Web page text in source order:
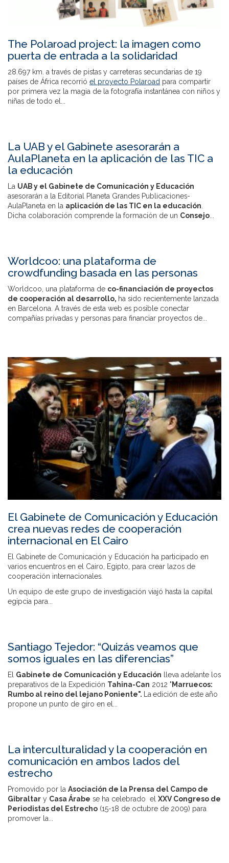
The Polaroad project: la imagen como
puerta de entrada a la solidaridad
28.697 km. a través de pistas y carreteras secundarias de 19
países de África recorrió el proyecto Polaroad para compartir
por primera vez la magia de la fotografía instantánea con niños y
niñas de todo el...
La UAB y el Gabinete asesorarán a
AulaPlaneta en la aplicación de las TIC a
la educación
La UAB y el Gabinete de Comunicación y Educación
asesorarán a la Editorial Planeta Grandes Publicaciones-
AulaPlaneta en la aplicación de las TIC en la educación
Dicha colaboración comprende la formación de un Consejo
Worldcoo: una plataforma de
crowdfunding basada en las personas
Worldcoo, una plataforma de co-financiación de proyectos
de cooperación al desarrollo, ha sido recientemente lanzada
en Barcelona. A través de esta web es posible conectar
compañías privadas y personas para financiar proyectos de...
El Gabinete de Comunicación y Educación
crea nuevas redes de cooperación
internacional en El Cairo
El Gabinete de Comunicación y Educación ha participado en
varios encuentros en el Cairo, Egipto, para crear lazos de
cooperación internacionales.
Un equipo de este grupo de investigación viajó hasta la capital
egipcia para...
Santiago Tejedor: “Quizás veamos que
somos iguales en las diferencias”
El Gabinete de Comunicación y Educación lleva adelante los
preparativos de la Expedición Tahina-Can 2012 " Marruecos:
Rumbo al reino del lejano Poniente". Laedición de este año
propone un punto de giro en el...
La interculturalidad y la cooperación en
comunicación en ambos lados del
estrecho
Promovido por la Asociación de la Prensa del Campo de
Gibraltar y Casa Árabe se ha celebrado el XXV Congreso de
Periodistas del Estrecho (15-18 de octubre de 2009) para
promover la...